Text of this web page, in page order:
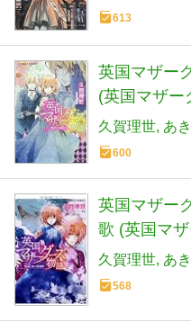
613
英国マザー
(英国マザー
ルト文庫)
久賀理世 あき
600
英国マザー
歌 (英国マ
バルト文庫)
久賀理世 あき
568